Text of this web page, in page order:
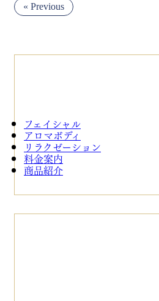
« Previous
フェイシャル
アロマボディ
リラクゼーション
料金案内
商品紹介